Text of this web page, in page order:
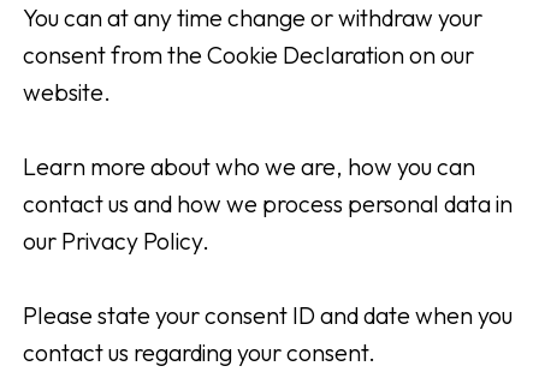
You can at any time change or withdraw your
consent from the Cookie Declaration on our
website.
Learn more about who we are, how you can
contact us and how we process personal data in
our Privacy Policy.
Please state your consent ID and date when you
contact us regarding your consent.